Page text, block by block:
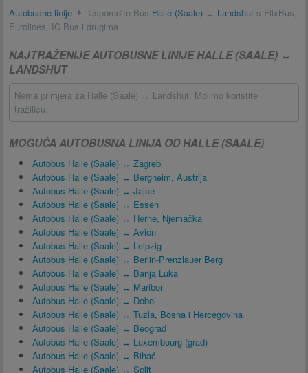
Autobusne linije Usporedite Bus Halle (Saale) ↔ Landshut s FlixBus,
Eurolines, IC Bus i drugima
NAJTRAŽENIJE AUTOBUSNE LINIJE HALLE (SAALE) ↔
LANDSHUT
Nema primjera za Halle (Saale) ↔ Landshut. Molimo koristite
tražilicu.
MOGUĆA AUTOBUSNA LINIJA OD HALLE (SAALE)
Autobus Halle (Saale) ↔ Zagreb
Autobus Halle (Saale) ↔ Bergheim, Austrija
Autobus Halle (Saale) ↔ Jajce
Autobus Halle (Saale) ↔ Essen
Autobus Halle (Saale) ↔ Herne, Njemačka
Autobus Halle (Saale) ↔ Avion
Autobus Halle (Saale) ↔ Leipzig
Autobus Halle (Saale) ↔ Berlin-Prenzlauer Berg
Autobus Halle (Saale) ↔ Banja Luka
Autobus Halle (Saale) ↔ Maribor
Autobus Halle (Saale) ↔ Doboj
Autobus Halle (Saale) ↔ Tuzla, Bosna i Hercegovina
Autobus Halle (Saale) ↔ Beograd
Autobus Halle (Saale) ↔ Luxembourg (grad)
Autobus Halle (Saale) ↔ Bihać
Autobus Halle (Saale) ↔ Split